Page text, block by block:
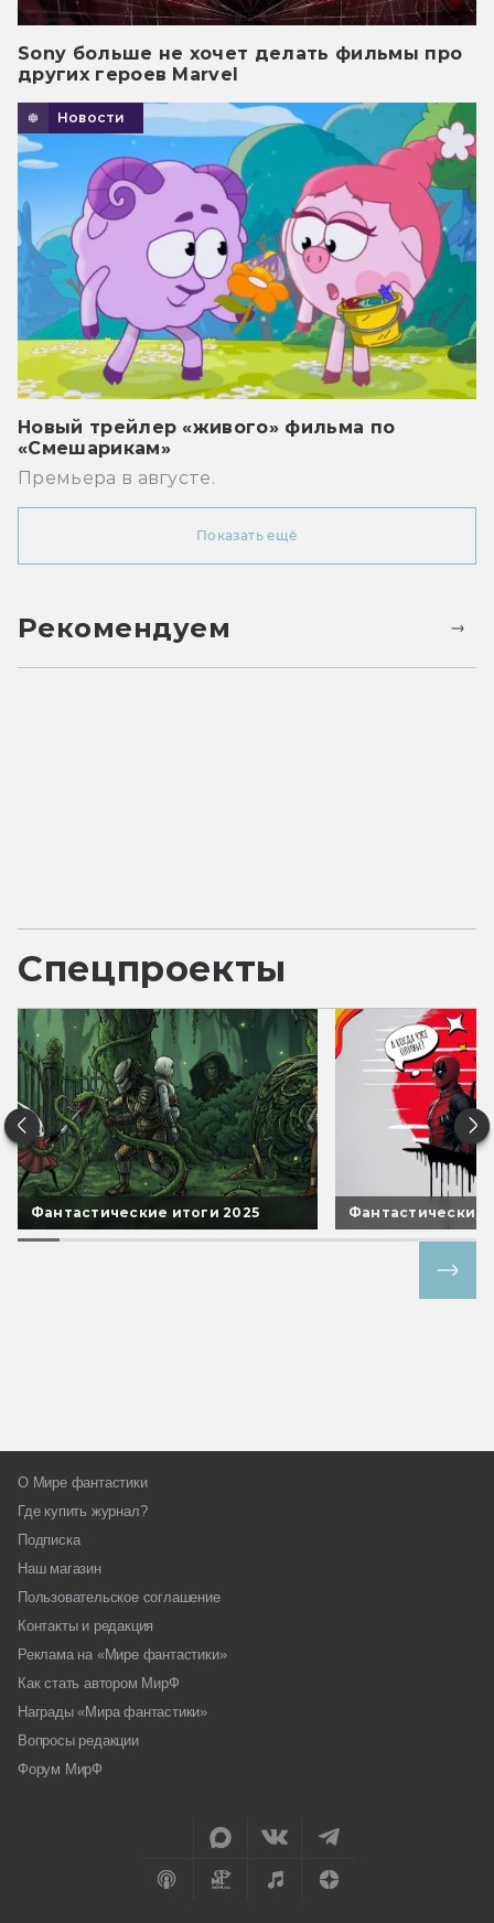
Sony больше не хочет делать фильмы про
других героев Marvel
Новости
Новый трейлер «живого» фильма по
«Смешарикам»
Премьера в августе.
Показать ещё
Рекомендуем
Спецпроекты
Фантастические итоги 2025 Фантастические
О Мире фантастики
Где купить журнал?
Подписка
Наш магазин
Пользовательское соглашение
Контакты и редакция
Реклама на «Мире фантастики»
Как стать автором МирФ
Награды «Мира фантастики»
Вопросы редакции
Форум МирФ